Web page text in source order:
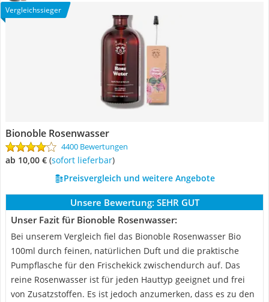
Vergleichssieger
Bionoble Rosenwasser
4400 Bewertungen
ab 10,00 € ( Sofort lieferbar)
Preisvergleich und weitere Angebote
Unsere Bewertung: SEHR GUT
Unser Fazit für Bionoble Rosenwasser:
Bei unserem Vergleich fiel das Bionoble Rosenwasser Bio
100ml durch feinen, natürlichen Duft und die praktische
Pumpflasche für den Frischekick zwischendurch auf. Das
reine Rosenwasser ist für jeden Hauttyp geeignet und frei
von Zusatzstoffen. Es ist jedoch anzumerken, dass es zu den